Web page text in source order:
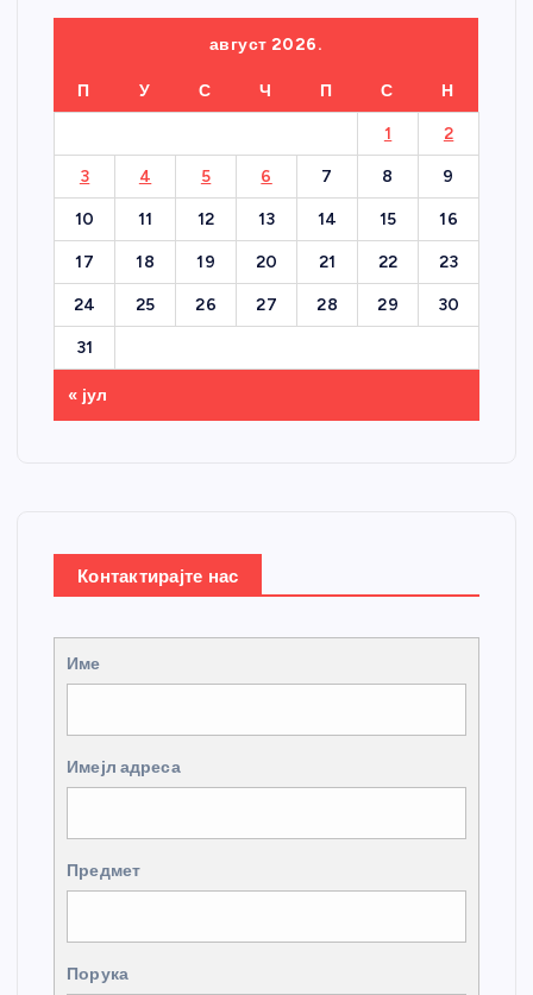
август 2026.
П У С Ч П С Н
1 2
3 4 5 6 7 8 9
10 11 12 13 14 15 16
17 18 19 20 21 22 23
24 25 26 27 28 29 30
31
« јул
Контактирајте нас
Име
Имејл адреса
Предмет
Порука